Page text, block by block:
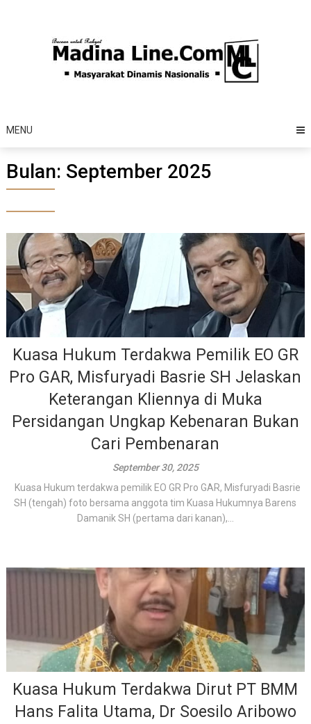
MENU
Bulan: September 2025
Kuasa Hukum Terdakwa Pemilik EO GR
Pro GAR, Misfuryadi Basrie SH Jelaskan
Keterangan Kliennya di Muka
Persidangan Ungkap Kebenaran Bukan
Cari Pembenaran
September 30, 2025
Kuasa Hukum terdakwa pemilik EO GR Pro GAR, Misfuryadi Basrie
SH (tengah) foto bersama anggota tim Kuasa Hukumnya Barens
Damanik SH (pertama dari kanan),...
Kuasa Hukum Terdakwa Dirut PT BMM
Hans Falita Utama, Dr Soesilo Aribowo